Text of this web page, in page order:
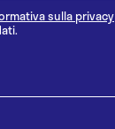
sulla privacy